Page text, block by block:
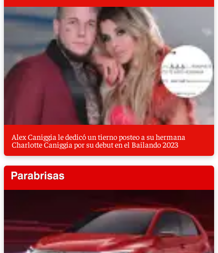
Alex Caniggia le dedicó un tierno posteo a su hermana
Charlotte Caniggia por su debut en el Bailando 2023